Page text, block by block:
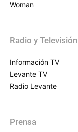
Woman
Radio y Televisión
Información TV
Levante TV
Radio Levante
Prensa